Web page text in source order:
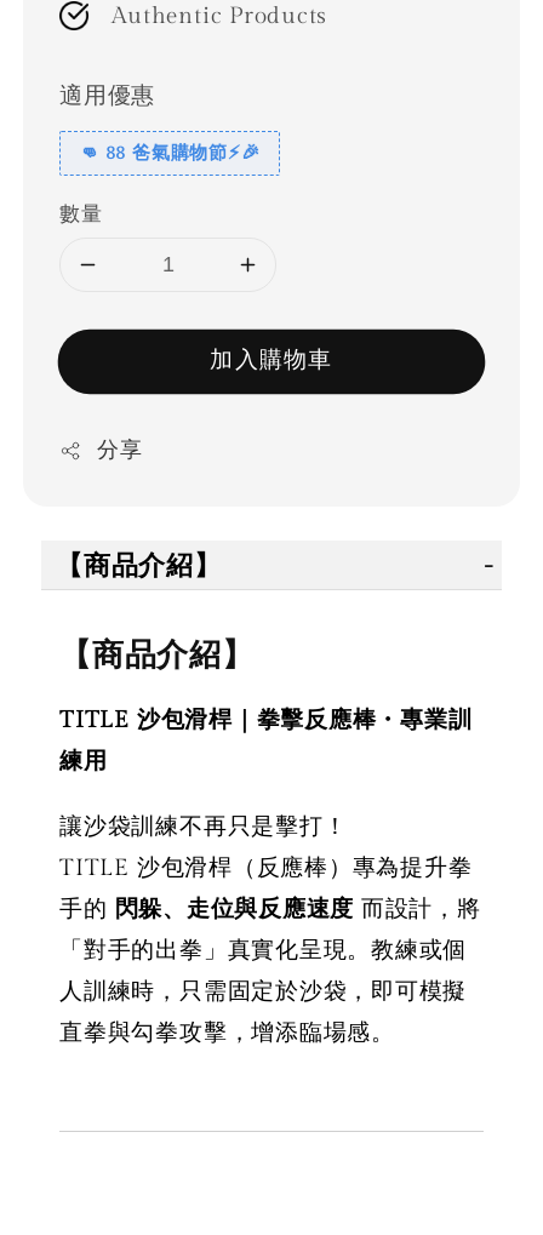
Authentic Products
適用優惠
👊 88 爸氣購物節⚡🎉
數量
加入購物車
分享
【商品介紹】
【商品介紹】
TITLE 沙包滑桿｜拳擊反應棒・專業訓
練用
讓沙袋訓練不再只是擊打！
TITLE 沙包滑桿（反應棒）專為提升拳
手的 閃躲、走位與反應速度 而設計，將
「對手的出拳」真實化呈現。教練或個
人訓練時，只需固定於沙袋，即可模擬
直拳與勾拳攻擊，增添臨場感。